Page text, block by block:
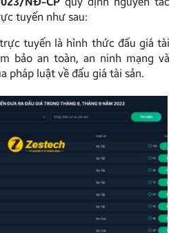
tuyến như sau:
tuyến là hình thức đấu giá tài
bảo an toàn, an ninh mạng và
pháp luật về đấu giá tài sản.